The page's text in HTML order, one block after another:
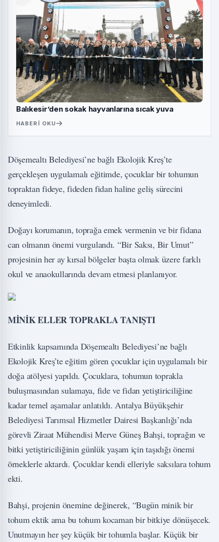
Balıkesir’den sokak hayvanlarına sıcak yuva
HABERI OKU
Döşemealtı Belediyesi’ne bağlı Ekolojik Kreş’te
gerçekleşen uygulamalı eğitimde, çocuklar bir tohumun
topraktan fideye, fideden fidan haline geliş sürecini
deneyimledi.
Doğayı korumanın, toprağa emek vermenin ve bir fidana
can olmanın önemi vurgulandı. “Bir Saksı, Bir Umut”
projesinin her ay kırsal bölgeler başta olmak üzere farklı
okul ve anaokullarında devam etmesi planlanıyor.
MİNİK ELLER TOPRAKLA TANIŞTI
Etkinlik kapsamında Döşemealtı Belediyesi’ne bağlı
Ekolojik Kreş’te eğitim gören çocuklar için uygulamalı bir
doğa atölyesi yapıldı. Çocuklara, tohumun toprakla
buluşmasından sulamaya, fide ve fidan yetiştiriciliğine
kadar temel aşamalar anlatıldı. Antalya Büyükşehir
Belediyesi Tarımsal Hizmetler Dairesi Başkanlığı’nda
görevli Ziraat Mühendisi Merve Güneş Bahşi, toprağın ve
bitki yetiştiriciliğinin günlük yaşam için taşıdığı önemi
örneklerle aktardı. Çocuklar kendi elleriyle saksılara tohum
ekti.
Bahşi, projenin önemine değinerek, “Bugün minik bir
tohum ektik ama bu tohum kocaman bir bitkiye dönüşecek.
Unutmayın her şey küçük bir tohumla başlar. Küçük bir